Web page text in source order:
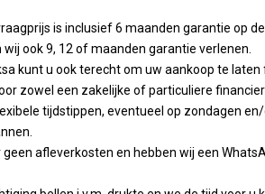
is inclusief 6 maanden garantie op
ook 9, 12 of maanden garantie verlenen.
kunt u ook terecht om uw aankoop te laten
zowel een zakelijke of particuliere
tijdstippen, eventueel op zondagen
geen afleverkosten en hebben wij een